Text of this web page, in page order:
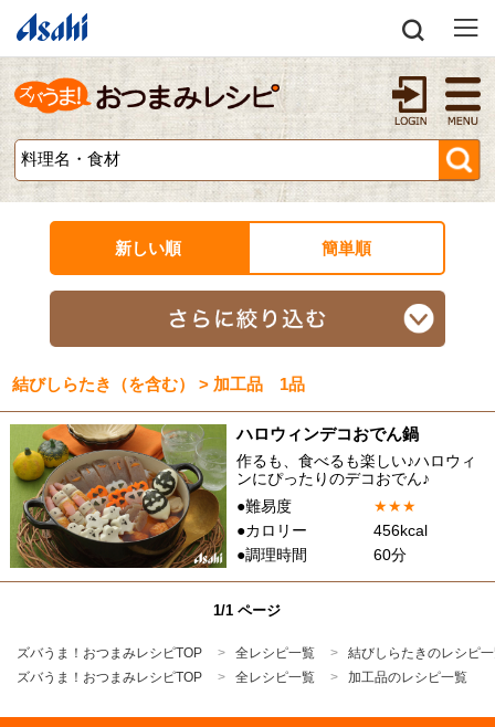
新しい順 簡単順
結びしらたき（を含む） > 加工品 1品
ハロウィンデコおでん鍋
作るも、食べるも楽しい♪ハロウィ
ンにぴったりのデコおでん♪
●難易度
★★★
●カロリー
456kcal
●調理時間
60分
1/1 ページ
ズバうま！おつまみレシピTOP 全レシピ一覧
結びしらたきのレシピ
ズバうま！おつまみレシピTOP
全レシピ一覧 加工品のレシピ一覧